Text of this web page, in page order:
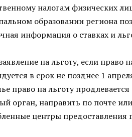
налогам физических
образовании региона
информация о ставках и
на льготу, если право
в срок не позднее 1
право на льготу
орган, направить по почте
центры